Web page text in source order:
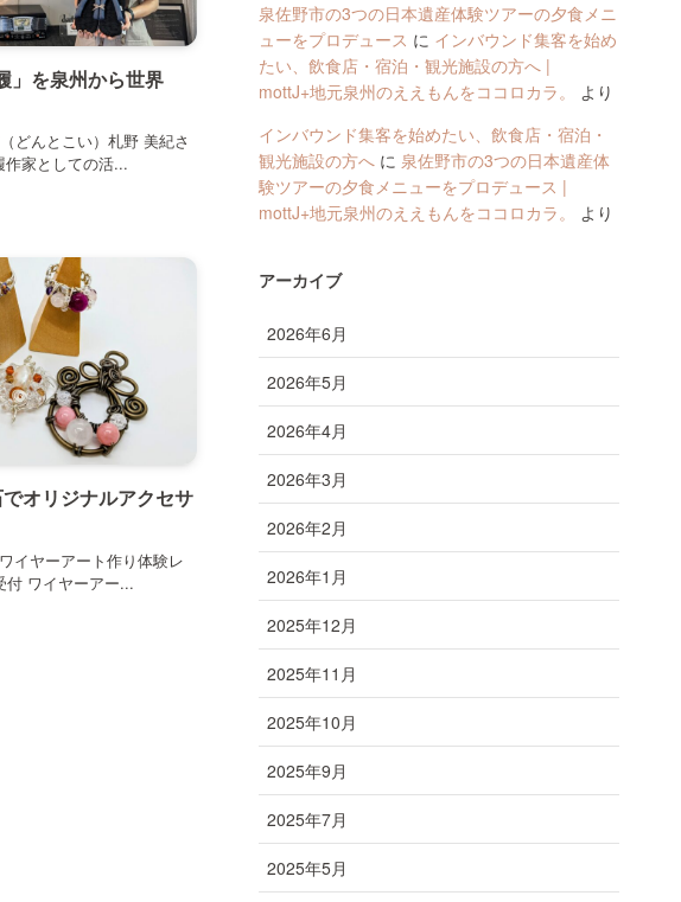
」を泉州から世界
どんとこい）札野 美紀さ
作家としての活...
オリジナルアクセサ
イヤーアート作り体験レ
付 ワイヤーアー...
泉佐野市の3つの日本遺産体験ツアーの夕食メニ
ューをプロデュース に インバウンド集客を始め
たい、飲食店・宿泊・観光施設の方へ |
mottJ+地元泉州のええもんをココロカラ。
より
インバウンド集客を始めたい、飲食店・宿泊・
観光施設の方へ に 泉佐野市の3つの日本遺産体
験ツアーの夕食メニューをプロデュース |
mottJ+地元泉州のええもんをココロカラ。
より
アーカイブ
2026年6月
2026年5月
2026年4月
2026年3月
2026年2月
2026年1月
2025年12月
2025年11月
2025年10月
2025年9月
2025年7月
2025年5月